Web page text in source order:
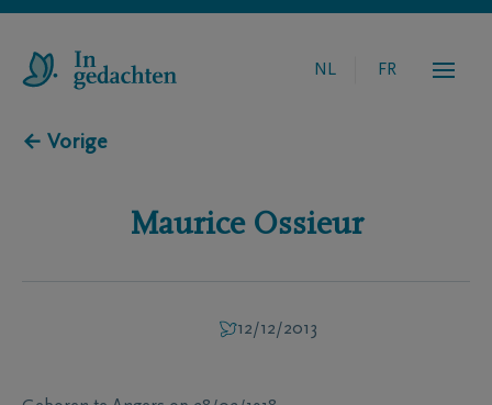
NL FR
← Vorige
Maurice Ossieur
12/12/2013